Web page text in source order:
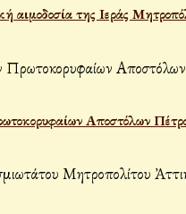
αιμοδοσία της Ιεράς
Αποστόλων